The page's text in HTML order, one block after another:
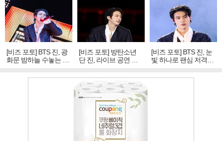
[비즈 포토] BTS 진, 광
화문 밤하늘 수놓는 '비
주얼 킹'의 열창
[비즈 포토] 방탄소년
단 진, 라이브 공연 중
빛나는 독보적 아우라
[비즈 포토] BTS 진, 눈
빛 하나로 팬심 저격…
독보적 카리스마